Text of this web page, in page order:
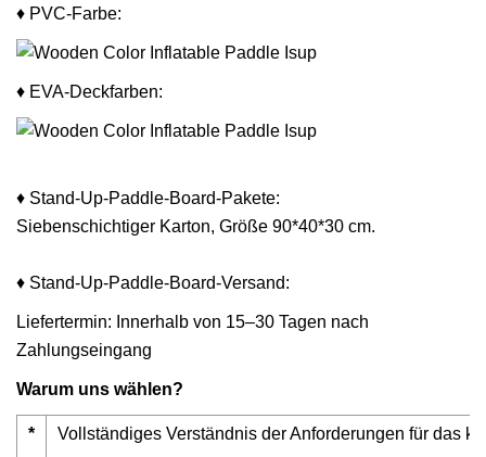
♦ PVC-Farbe:
♦ EVA-Deckfarben:
♦ Stand-Up-Paddle-Board-Pakete:
Siebenschichtiger Karton, Größe 90*40*30 cm.
♦ Stand-Up-Paddle-Board-Versand:
Liefertermin: Innerhalb von 15–30 Tagen nach
Zahlungseingang
Warum uns wählen?
* Vollständiges Verständnis der Anforderungen für das